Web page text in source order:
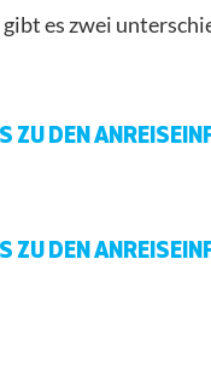
gibt es zwei
ZU DEN
ZU DEN